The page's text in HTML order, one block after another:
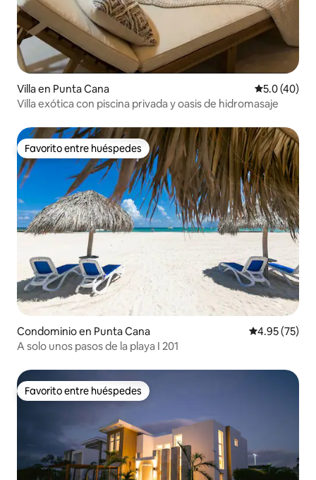
Villa en Punta Cana Calificación
5.0 (40)
Villa exótica con piscina privada y oasis de hidromasaje
Favorito entre huéspedes
Favorito entre huéspedes
Condominio en Punta Cana Calificación
4.95 (75)
A solo unos pasos de la playa I 201
Favorito entre huéspedes
Favorito entre huéspedes